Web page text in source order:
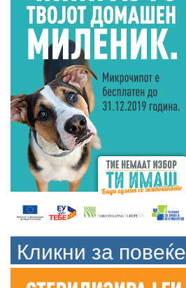
Кликни за повеќе